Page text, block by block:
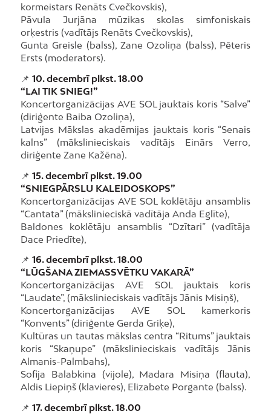
kormeistars Renāts Cvečkovskis),
Pāvula Jurjāna mūzikas skolas simfoniskais
orķestris (vadītājs Renāts Cvečkovskis),
Gunta Greisle (balss), Zane Ozoliņa (balss), Pēteris
Ersts (moderators).
📌 10. decembrī plkst. 18.00
“LAI TIK SNIEG!”
Koncertorganizācijas AVE SOL jauktais koris “Salve”
(diriģente Baiba Ozoliņa),
Latvijas Mākslas akadēmijas jauktais koris “Senais
kalns” (mākslinieciskais vadītājs Einārs Verro,
diriģente Zane Kažēna).
📌 15. decembrī plkst. 19.00
“SNIEGPĀRSLU KALEIDOSKOPS”
Koncertorganizācijas AVE SOL koklētāju ansamblis
“Cantata” (mākslinieciskā vadītāja Anda Eglīte),
Baldones koklētāju ansamblis “Dzītari” (vadītāja
Dace Priedīte),
📌 16. decembrī plkst. 18.00
“LŪGŠANA ZIEMASSVĒTKU VAKARĀ”
Koncertorganizācijas AVE SOL jauktais koris
“Laudate”, (mākslinieciskais vadītājs Jānis Misiņš),
Koncertorganizācijas AVE SOL kamerkoris
“Konvents” (diriģente Gerda Griķe),
Kultūras un tautas mākslas centra “Ritums” jauktais
koris “Skaņupe” (mākslinieciskais vadītājs Jānis
Almanis-Palmbahs),
Sofija Balabkina (vijole), Madara Misiņa (flauta),
Aldis Liepiņš (klavieres), Elizabete Porgante (balss).
📌 17. decembrī plkst. 18.00